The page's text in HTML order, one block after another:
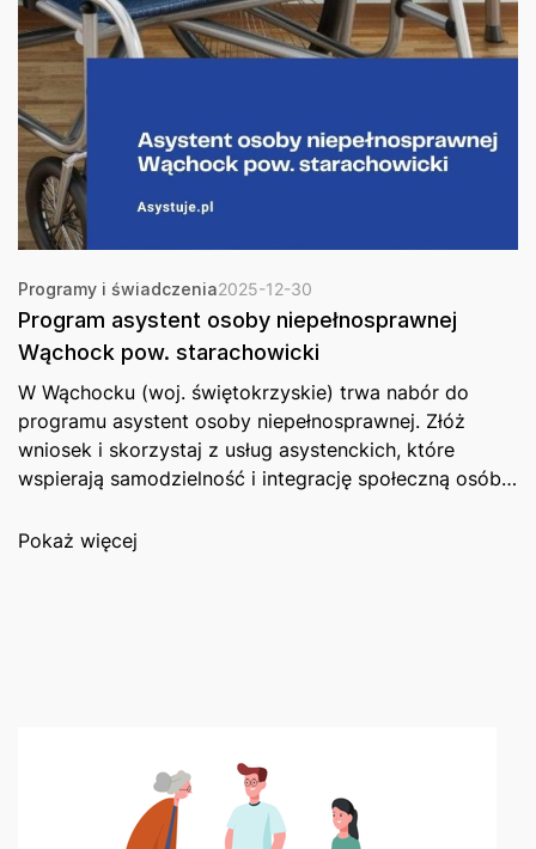
Programy i świadczenia2025-12-30
Program asystent osoby niepełnosprawnej
Wąchock pow. starachowicki
W Wąchocku (woj. świętokrzyskie) trwa nabór do
programu asystent osoby niepełnosprawnej. Złóż
wniosek i skorzystaj z usług asystenckich, które
wspierają samodzielność i integrację społeczną osób…
Pokaż więcej